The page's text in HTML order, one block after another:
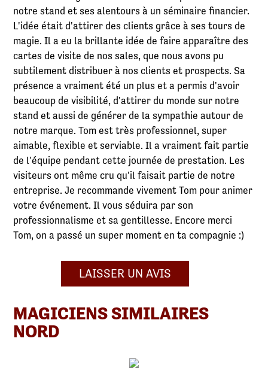
notre stand et ses alentours à un séminaire financier.
L'idée était d'attirer des clients grâce à ses tours de
magie. Il a eu la brillante idée de faire apparaître des
cartes de visite de nos sales, que nous avons pu
subtilement distribuer à nos clients et prospects. Sa
présence a vraiment été un plus et a permis d'avoir
beaucoup de visibilité, d'attirer du monde sur notre
stand et aussi de générer de la sympathie autour de
notre marque. Tom est très professionnel, super
aimable, flexible et serviable. Il a vraiment fait partie
de l'équipe pendant cette journée de prestation. Les
visiteurs ont même cru qu'il faisait partie de notre
entreprise. Je recommande vivement Tom pour animer
votre événement. Il vous séduira par son
professionnalisme et sa gentillesse. Encore merci
Tom, on a passé un super moment en ta compagnie :)
LAISSER UN AVIS
MAGICIENS SIMILAIRES
NORD